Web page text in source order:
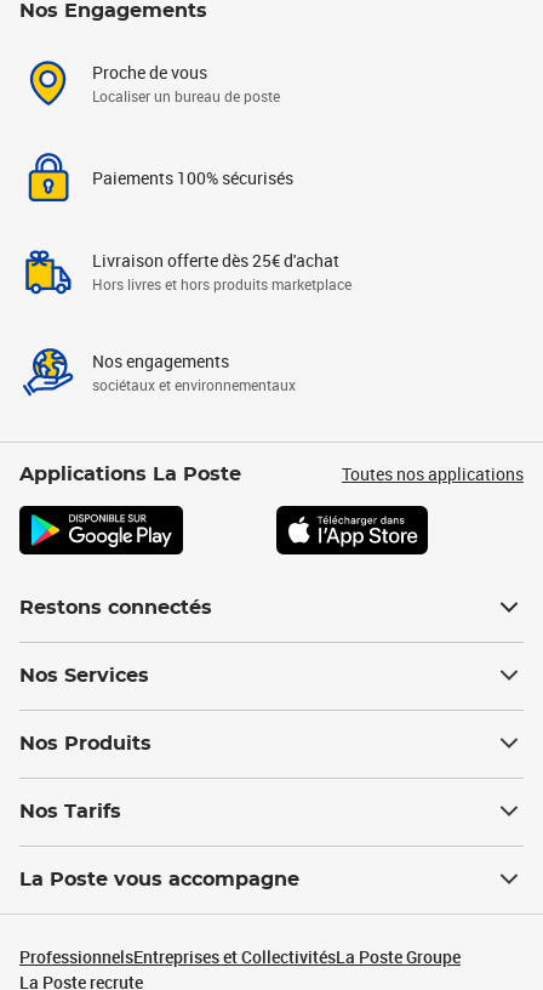
Nos Engagements
Proche de vous
Localiser un bureau de poste
Paiements 100% sécurisés
Livraison offerte dès 25€ d'achat
Hors livres et hors produits marketplace
Nos engagements
sociétaux et environnementaux
Applications La Poste Toutes nos applications
Restons connectés
Nos Services
Nos Produits
Nos Tarifs
La Poste vous accompagne
ProfessionnelsEntreprises et CollectivitésLa Poste Groupe
La Poste recrute